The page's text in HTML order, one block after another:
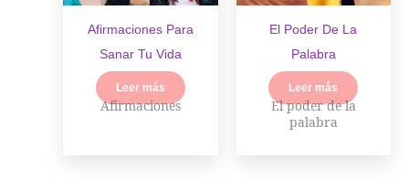
Afirmaciones Para
Sanar Tu Vida
Leer más
Afirmaciones
El Poder De La
Palabra
Leer más
El poder de la
palabra